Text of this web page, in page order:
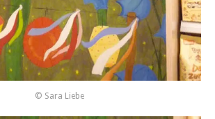
© Sara Liebe